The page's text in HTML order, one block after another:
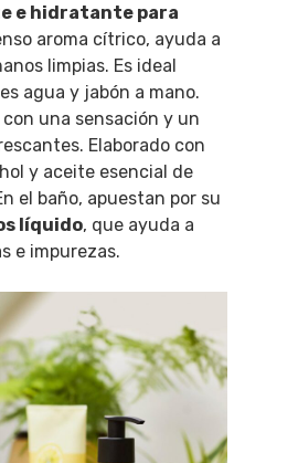
e hidratante para
aroma cítrico, ayuda a
limpias. Es ideal
agua y jabón a mano.
con una sensación y un
Elaborado con
y aceite esencial de
el baño, apuestan por su
líquido, que ayuda a
e impurezas.